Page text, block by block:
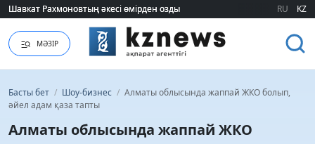
Шавкат Рахмоновтың әкесі өмірден озды
Шавкат Рахмоновтың әкесі өмірден озды RU KZ
МӘЗІР
Басты бет / Шоу-бизнес / Алматы облысында жаппай ЖКО болып,
әйел адам қаза тапты
Алматы облысында жаппай ЖКО